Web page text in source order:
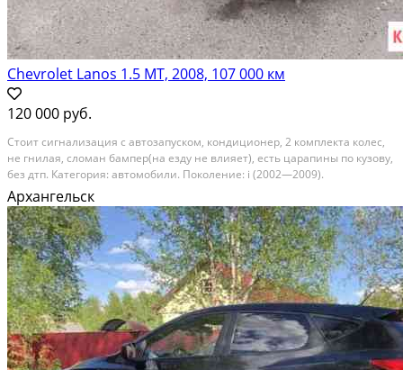
Chevrolet Lanos 1.5 МТ, 2008, 107 000 км
120 000 руб.
Стоит сигнализация с автозапуском, кондиционер, 2 комплекта колес,
не гнилая, сломан бампер(на езду не влияет), есть царапины по кузову,
без дтп. Категория: автомобили. Поколение: i (2002—2009).
Модификация: 1.5 mt (86 л.с.). Пробег, км: 107 000. Тип кузова: седан.
Состояние: не битый. Владельцев...
Архангельск